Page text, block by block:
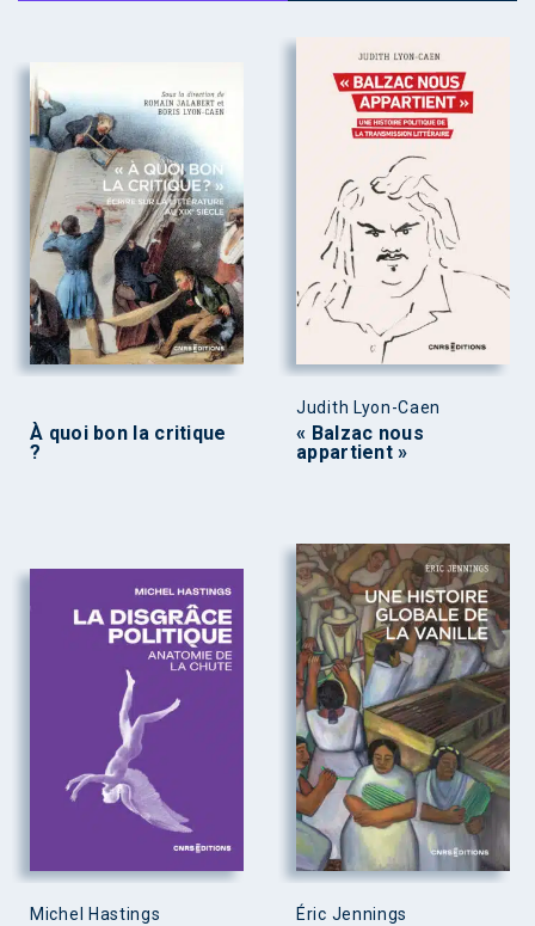
À quoi bon la critique
?
Judith Lyon-Caen
« Balzac nous
appartient »
Michel Hastings Éric Jennings